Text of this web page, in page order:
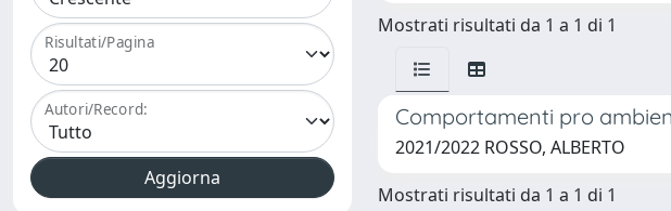
Risultati/Pagina
Autori/Record:
Mostrati risultati da 1 a 1 di 1
Comportamenti pro
2021/2022 ROSSO, ALBERTO
Mostrati risultati da 1 a 1 di 1